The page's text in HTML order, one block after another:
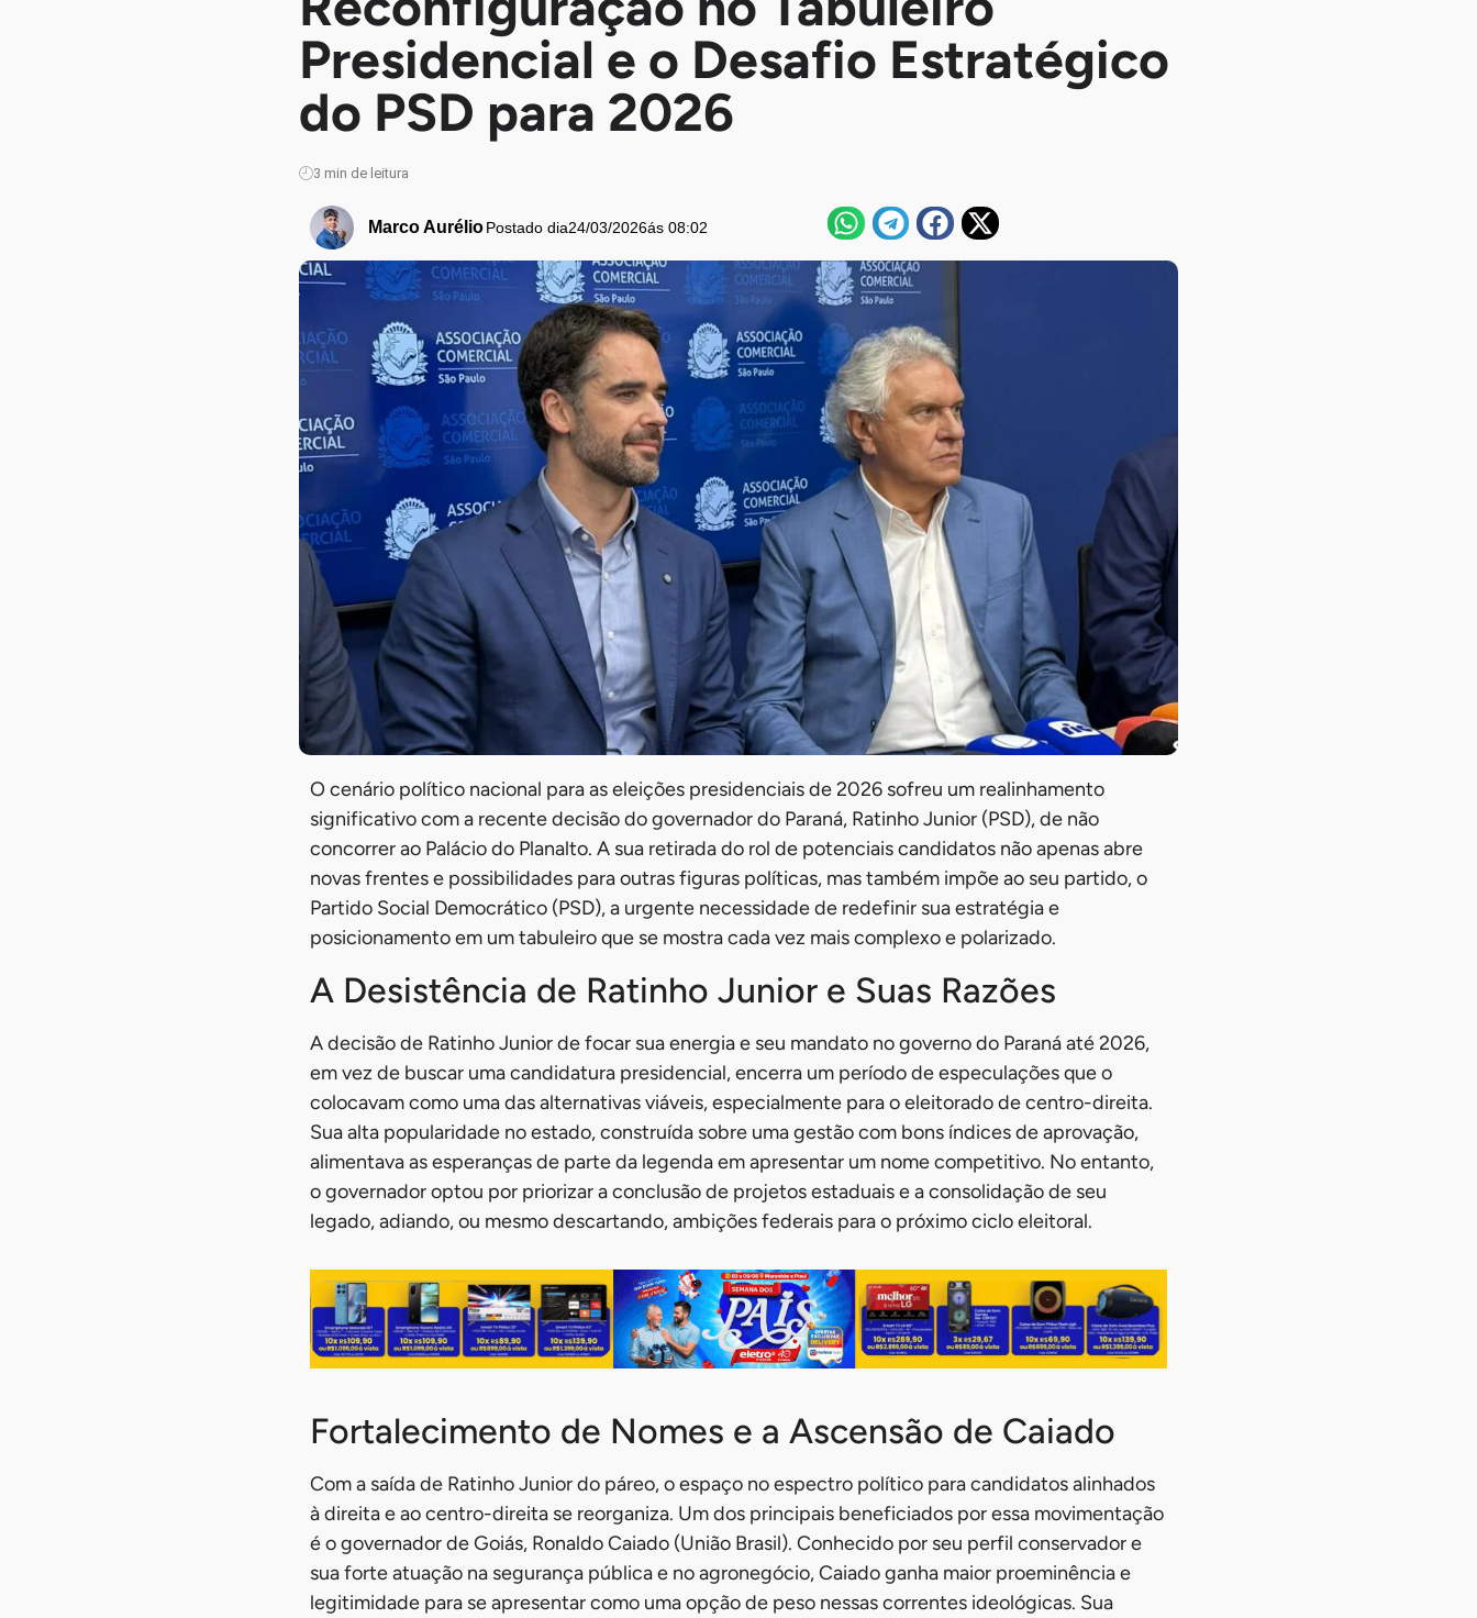
Presidencial e o Desafio Estratégico
do PSD para 2026
3 min de leitura
Marco Aurélio Postado dia24/03/2026ás 08:02
O cenário político nacional para as eleições presidenciais de 2026 sofreu um realinhamento
significativo com a recente decisão do governador do Paraná, Ratinho Junior (PSD), de não
concorrer ao Palácio do Planalto. A sua retirada do rol de potenciais candidatos não apenas abre
novas frentes e possibilidades para outras figuras políticas, mas também impõe ao seu partido, o
Partido Social Democrático (PSD), a urgente necessidade de redefinir sua estratégia e
posicionamento em um tabuleiro que se mostra cada vez mais complexo e polarizado.
A Desistência de Ratinho Junior e Suas Razões
A decisão de Ratinho Junior de focar sua energia e seu mandato no governo do Paraná até 2026,
em vez de buscar uma candidatura presidencial, encerra um período de especulações que o
colocavam como uma das alternativas viáveis, especialmente para o eleitorado de centro-direita.
Sua alta popularidade no estado, construída sobre uma gestão com bons índices de aprovação,
alimentava as esperanças de parte da legenda em apresentar um nome competitivo. No entanto,
o governador optou por priorizar a conclusão de projetos estaduais e a consolidação de seu
legado, adiando, ou mesmo descartando, ambições federais para o próximo ciclo eleitoral.
Fortalecimento de Nomes e a Ascensão de Caiado
Com a saída de Ratinho Junior do páreo, o espaço no espectro político para candidatos alinhados
à direita e ao centro-direita se reorganiza. Um dos principais beneficiados por essa movimentação
é o governador de Goiás, Ronaldo Caiado (União Brasil). Conhecido por seu perfil conservador e
sua forte atuação na segurança pública e no agronegócio, Caiado ganha maior proeminência e
legitimidade para se apresentar como uma opção de peso nessas correntes ideológicas. Sua